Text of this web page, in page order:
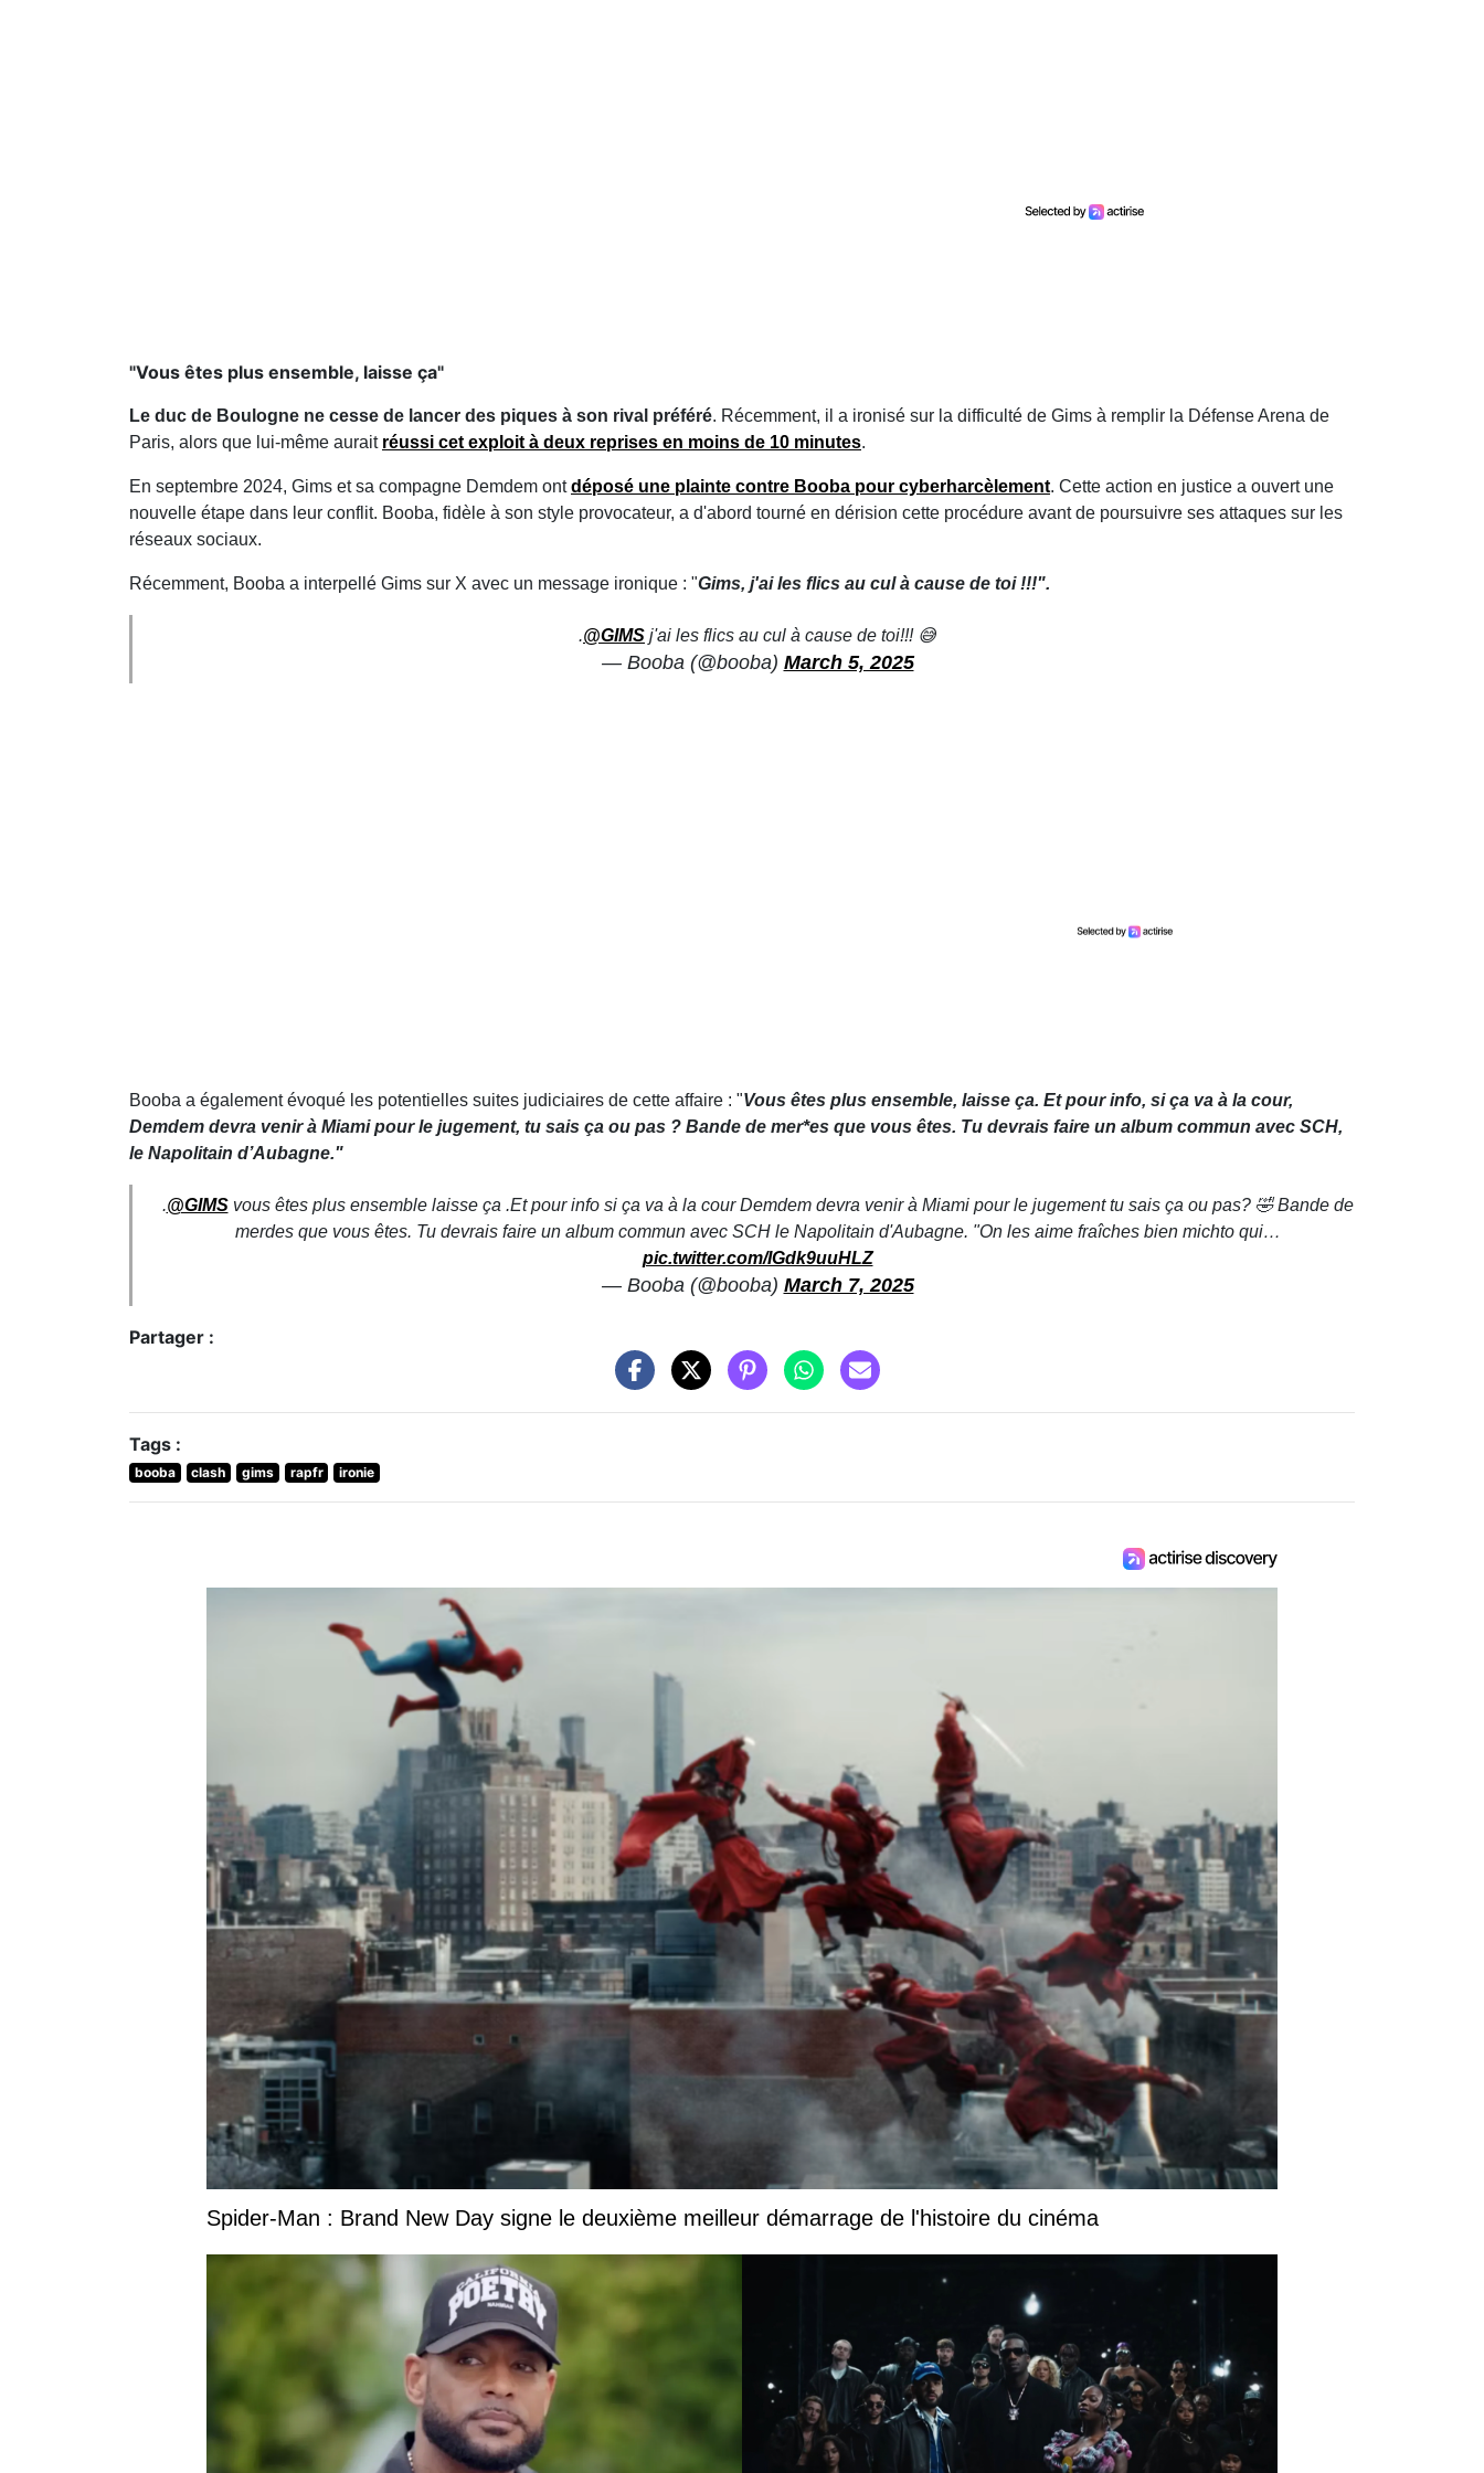
"Vous êtes plus ensemble, laisse ça"
Le duc de Boulogne ne cesse de lancer des piques à son rival préféré. Récemment, il a ironisé sur la difficulté de Gims à remplir la Défense Arena de
Paris, alors que lui-même aurait réussi cet exploit à deux reprises en moins de 10 minutes.
En septembre 2024, Gims et sa compagne Demdem ontdéposé une plainte contre Booba pour cyberharcèlement. Cette action en justice a ouvert une
nouvelle étape dans leur conflit. Booba, fidèle à son style provocateur, a d'abord tourné en dérision cette procédure avant de poursuivre ses attaques sur les
réseaux sociaux.
Récemment, Booba a interpellé Gims sur X avec un message ironique : "Gims, j'ai les flics au cul à cause de toi !!!".
.@GIMS j'ai les flics au cul à cause de toi!!! 😅
— Booba (@booba) March 5, 2025
Booba a également évoqué les potentielles suites judiciaires de cette affaire : "Vous êtes plus ensemble, laisse ça. Et pour info, si ça va à la cour,
Demdem devra venir à Miami pour le jugement, tu sais ça ou pas ? Bande de mer*es que vous êtes. Tu devrais faire un album commun avec SCH,
le Napolitain d’Aubagne."
.@GIMSvous êtes plus ensemble laisse ça .Et pour info si ça va à la cour Demdem devra venir à Miami pour le jugement tu sais ça ou pas? 🤣 Bande de
merdes que vous êtes. Tu devrais faire un album commun avec SCH le Napolitain d'Aubagne. "On les aime fraîches bien michto qui…
pic.twitter.com/IGdk9uuHLZ
— Booba (@booba) March 7, 2025
Partager :
Tags :
booba clash gims rapfr ironie
Spider-Man : Brand New Day signe le deuxième meilleur démarrage de l'histoire du cinéma